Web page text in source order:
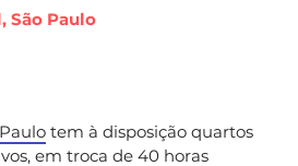
São Paulo
tem à disposição quartos
em troca de 40 horas